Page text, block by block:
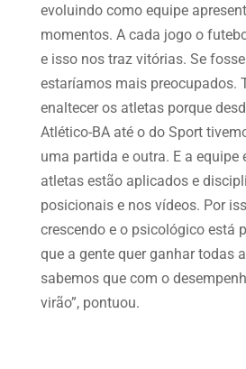
evoluindo como equipe
momentos. A cada jogo o
e isso nos traz vitórias. Se
estaríamos mais preocupados.
enaltecer os atletas porque
Atlético-BA até o do Sport
uma partida e outra. E a equipe
atletas estão aplicados e
posicionais e nos vídeos. Por
crescendo e o psicológico está
que a gente quer ganhar todas
sabemos que com o
virão”, pontuou.